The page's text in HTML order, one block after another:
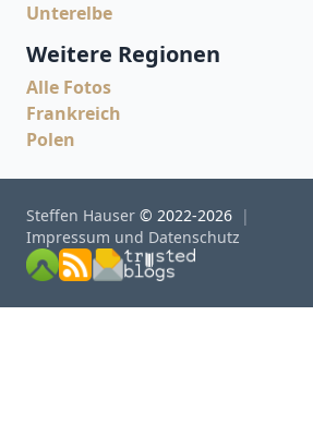
Unterelbe
Weitere Regionen
Alle Fotos
Frankreich
Polen
Steffen Hauser © 2022-2026
Impressum und Datenschutz